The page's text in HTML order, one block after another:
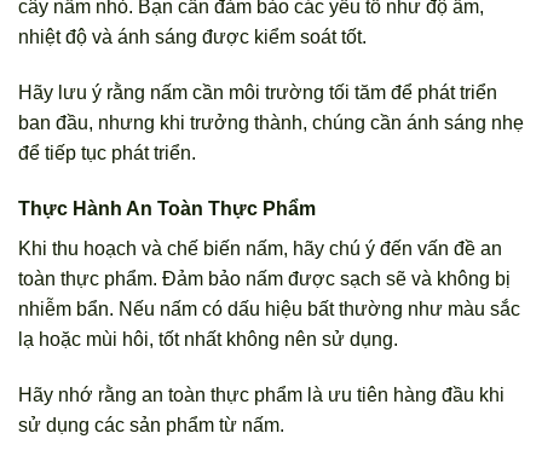
cây nấm nhỏ. Bạn cần đảm bảo các yếu tố như độ ẩm,
nhiệt độ và ánh sáng được kiểm soát tốt.
Hãy lưu ý rằng nấm cần môi trường tối tăm để phát triển
ban đầu, nhưng khi trưởng thành, chúng cần ánh sáng nhẹ
để tiếp tục phát triển.
Thực Hành An Toàn Thực Phẩm
Khi thu hoạch và chế biến nấm, hãy chú ý đến vấn đề an
toàn thực phẩm. Đảm bảo nấm được sạch sẽ và không bị
nhiễm bẩn. Nếu nấm có dấu hiệu bất thường như màu sắc
lạ hoặc mùi hôi, tốt nhất không nên sử dụng.
Hãy nhớ rằng an toàn thực phẩm là ưu tiên hàng đầu khi
sử dụng các sản phẩm từ nấm.